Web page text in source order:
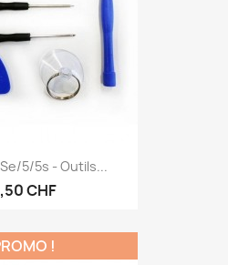
5/5s - Outils...
CHF
!